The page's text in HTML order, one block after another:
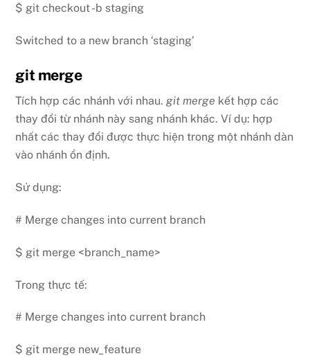
$ git checkout -b staging
Switched to a new branch ‘staging’
git merge
Tích hợp các nhánh với nhau.git merge kết hợp các
thay đổi từ nhánh này sang nhánh khác. Ví dụ: hợp
nhất các thay đổi được thực hiện trong một nhánh dàn
vào nhánh ổn định.
Sử dụng:
# Merge changes into current branch
$ git merge <branch_name>
Trong thực tế:
# Merge changes into current branch
$ git merge new_feature